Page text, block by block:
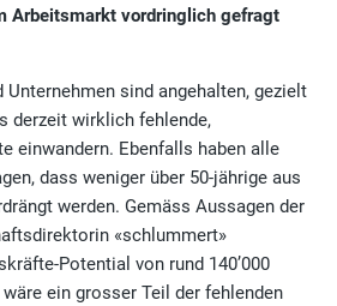
Arbeitsmarkt vordringlich gefragt
sind angehalten, gezielt
derzeit wirklich fehlende,
einwandern. Ebenfalls haben alle
dass weniger über 50-jährige aus
werden. Gemäss Aussagen der
«schlummert»
Potential von rund 140’000
ein grosser Teil der fehlenden